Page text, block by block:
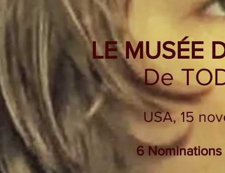
LE MUSÉE
De
USA, 15
6